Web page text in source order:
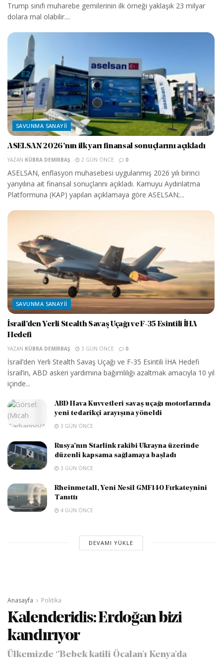
Trump sınıfı muharebe gemilerinin ilk örneği yaklaşık 23 milyar
dolara mal olabilir....
SAVUNMA SANAYII
ASELSAN 2026’nın ilk yarı finansal sonuçlarını açıkladı
YAZAN KÜBRA DEMIRBAŞ 2 GÜN ÖNCE 0
ASELSAN, enflasyon muhasebesi uygulanmış 2026 yılı birinci
yarıyılına ait finansal sonuçlarını açıkladı. Kamuyu Aydınlatma
Platformuna (KAP) yapılan açıklamaya göre ASELSAN;...
SAVUNMA SANAYII
İsrail’den Yerli Stealth Savaş Uçağı ve F-35 Esintili İHA
Hedefi
YAZAN KÜBRA DEMIRBAŞ 3 GÜN ÖNCE 0
İsrail’den Yerli Stealth Savaş Uçağı ve F-35 Esintili İHA Hedefi
İsrail’in, ABD askeri yardımına bağımlılığı azaltmak amacıyla 10 yıl
içinde...
ABD Hava Kuvvetleri savaş uçağı motorlarında
yeni tedarikçi arayışına yöneldi
3 GÜN ÖNCE
Rusya’nın Starlink rakibi Ukrayna üzerinde
düzenli kapsama sağlamaya başladı
3 GÜN ÖNCE
Rheinmetall, Yeni Nesil GMF140 Fırkateynini
Tanıttı
4 GÜN ÖNCE
DEVAMI YÜKLE
Anasayfa Politika
Kalenderidis: Erdoğan bizi
kandırıyor
Ülkemizde ‘’Bebek katili Öcalan'ı Kenya'da